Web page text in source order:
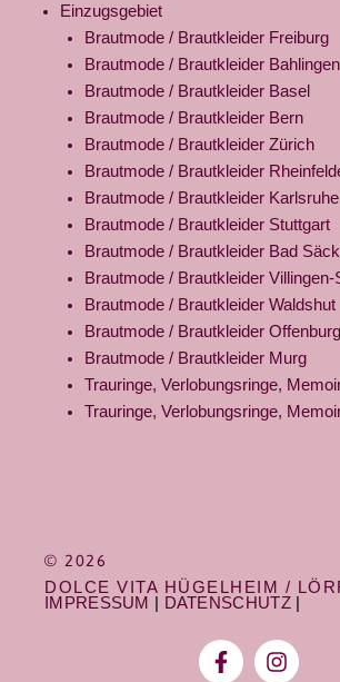
Einzugsgebiet
Brautmode / Brautkleider Freiburg
Brautmode / Brautkleider Bahlingen
Brautmode / Brautkleider Basel
Brautmode / Brautkleider Bern
Brautmode / Brautkleider Zürich
Brautmode / Brautkleider
Brautmode / Brautkleider Karlsruhe
Brautmode / Brautkleider Stuttgart
Brautmode / Brautkleider Bad
Brautmode / Brautkleider Villingen-
Brautmode / Brautkleider Waldshut
Brautmode / Brautkleider Offenburg
Brautmode / Brautkleider Murg
Trauringe, Verlobungsringe,
Trauringe, Verlobungsringe,
© 2026
DOLCE VITA HÜGELHEIM /
IMPRESSUM
DATENSCHUTZ|